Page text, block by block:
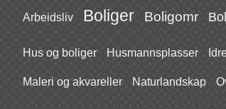
Arbeidsliv Boliger Boligomr
Hus og boliger Husmannsplasser
Maleri og akvareller Naturlandskap